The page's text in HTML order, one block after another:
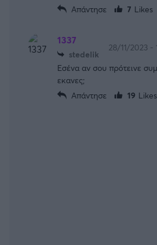
Απάντησε
7 Likes
1337
stedelik
28/11/2023 -
Εσένα αν σου πρότεινε
εκανες;
Απάντησε
19 Likes